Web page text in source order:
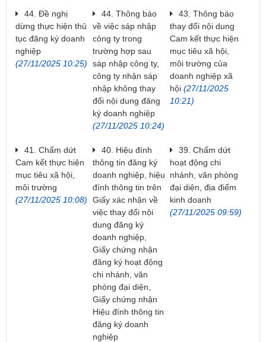
44. Đề nghị
dừng thực hiện thủ
tục đăng ký doanh
nghiệp
(27/11/2025 10:25)
44. Thông báo
về việc sáp nhập
công ty trong
trường hợp sau
sáp nhập công ty,
công ty nhận sáp
nhập không thay
đổi nội dung đăng
ký doanh nghiệp
(27/11/2025 10:24)
43. Thông báo
thay đổi nội dung
Cam kết thực hiện
mục tiêu xã hội,
môi trường của
doanh nghiệp xã
hội(27/11/2025
10:21)
41. Chấm dứt
Cam kết thực hiện
mục tiêu xã hội,
môi trường
(27/11/2025 10:08)
40. Hiệu đính
thông tin đăng ký
doanh nghiệp, hiệu
đính thông tin trên
Giấy xác nhận về
việc thay đổi nội
dung đăng ký
doanh nghiệp,
Giấy chứng nhận
đăng ký hoạt động
chi nhánh, văn
phòng đại diện,
Giấy chứng nhận
Hiệu đính thông tin
đăng ký doanh
nghiệp
39. Chấm dứt
hoạt động chi
nhánh, văn phòng
đại diện, địa điểm
kinh doanh
(27/11/2025 09:59)